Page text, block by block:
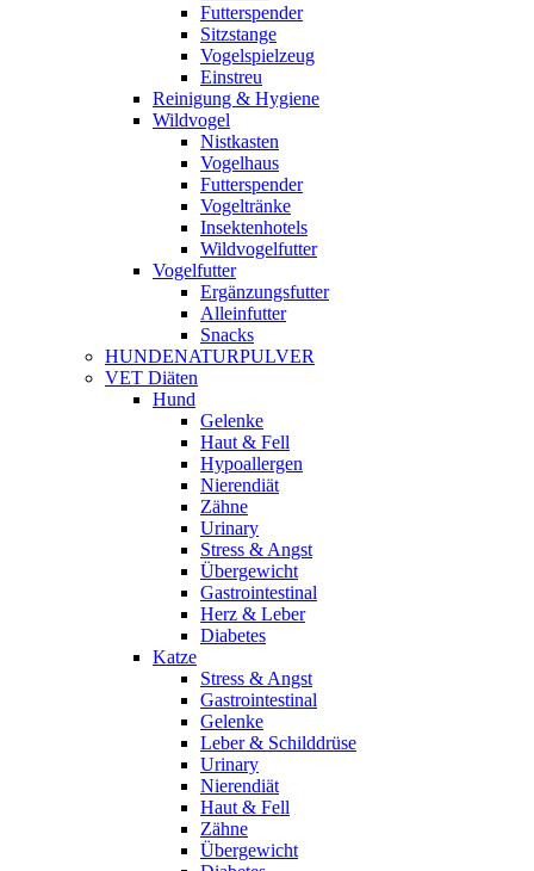
Futterspender
Sitzstange
Vogelspielzeug
Einstreu
Reinigung & Hygiene
Wildvogel
Nistkasten
Vogelhaus
Futterspender
Vogeltränke
Insektenhotels
Wildvogelfutter
Vogelfutter
Ergänzungsfutter
Alleinfutter
Snacks
HUNDENATURPULVER
VET Diäten
Hund
Gelenke
Haut & Fell
Hypoallergen
Nierendiät
Zähne
Urinary
Stress & Angst
Übergewicht
Gastrointestinal
Herz & Leber
Diabetes
Katze
Stress & Angst
Gastrointestinal
Gelenke
Leber & Schilddrüse
Urinary
Nierendiät
Haut & Fell
Zähne
Übergewicht